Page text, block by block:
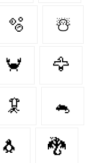
🫧 ☃️
🦀 🦅
🦑 🐁
🐧 🐉